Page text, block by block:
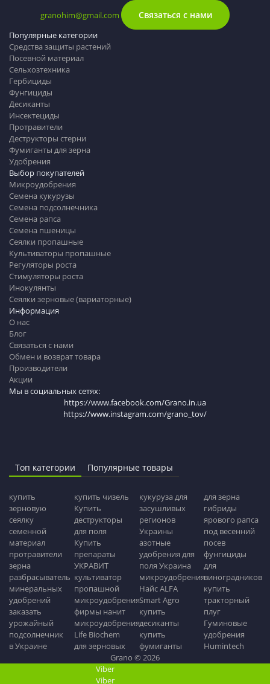
granohim@gmail.com
Связаться с нами
Информация
О нас
Блог
Связаться с нами
Обмен и возврат товара
Производители
Акции
Мы в социальных сетях:
https://www.facebook.com/Grano.in.ua
https://www.instagram.com/grano_tov/
Популярные категории
Средства защиты растений
Посевной материал
Сельхозтехника
Гербициды
Фунгициды
Десиканты
Инсектециды
Протравители
Деструкторы стерни
Фумиганты для зерна
Удобрения
Выбор покупателей
Микроудобрения
Семена кукурузы
Семена подсолнечника
Семена рапса
Семена пшеницы
Сеялки пропашные
Культиваторы пропашные
Регуляторы роста
Стимуляторы роста
Инокулянты
Сеялки зерновые (вариаторные)
Топ категории Популярные товары
купить
зерновую
сеялку
семенной
материал
протравители
зерна
разбрасыватель
минеральных
удобрений
заказать
урожайный
подсолнечник
в Украине
купить чизель
Купить
деструкторы
для поля
Купить
препараты
УКРАВИТ
культиватор
пропашной
микроудобрения
фирмы нанит
микроудобрения
Life Biochem
для зерновых
кукуруза для
засушливых
регионов
Украины
азотные
удобрения для
поля Украина
микроудобрения
Найс ALFA
Smart Agro
купить
десиканты
купить
фумиганты
для зерна
гибриды
ярового рапса
под весенний
посев
фунгициды
для
виноградников
купить
тракторный
плуг
Гуминовые
удобрения
Humintech
Grano © 2026
Viber
Viber